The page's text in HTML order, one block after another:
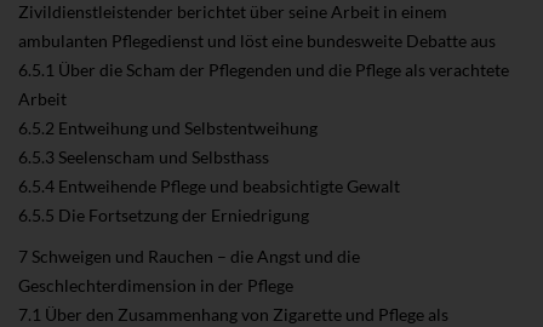
Zivildienstleistender berichtet über seine Arbeit in einem
ambulanten Pflegedienst und löst eine bundesweite Debatte aus
6.5.1 Über die Scham der Pflegenden und die Pflege als verachtete
Arbeit
6.5.2 Entweihung und Selbstentweihung
6.5.3 Seelenscham und Selbsthass
6.5.4 Entweihende Pflege und beabsichtigte Gewalt
6.5.5 Die Fortsetzung der Erniedrigung
7 Schweigen und Rauchen – die Angst und die
Geschlechterdimension in der Pflege
7.1 Über den Zusammenhang von Zigarette und Pflege als